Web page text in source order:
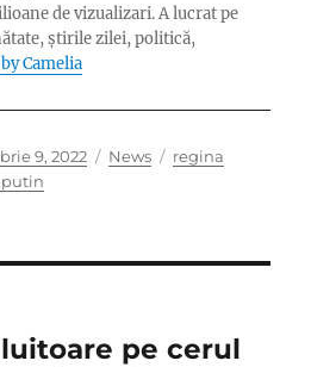
de vizualizari. A lucrat pe
știrile zilei, politică,
Camelia
9, 2022 Categories
News Tags
regina
pe cerul